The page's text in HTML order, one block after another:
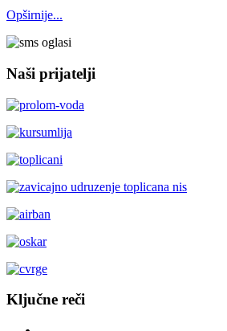
Opširnije...
Naši prijatelji
Ključne reči